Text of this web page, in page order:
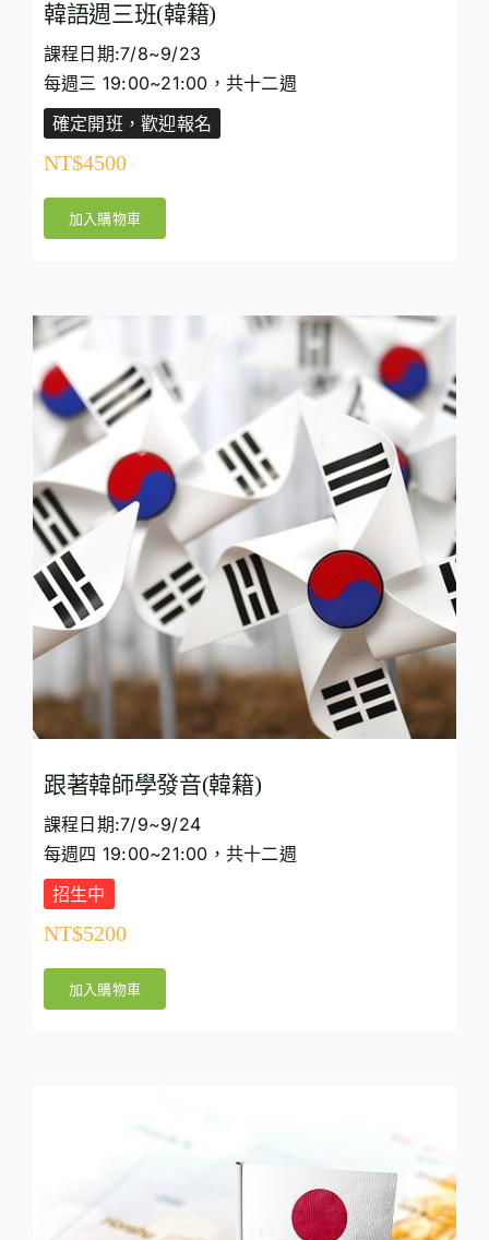
韓語週三班(韓籍)
課程日期:7/8~9/23
每週三 19:00~21:00，共十二週
確定開班，歡迎報名
NT$4500
加入購物車
跟著韓師學發音(韓籍)
課程日期:7/9~9/24
每週四 19:00~21:00，共十二週
招生中
NT$5200
加入購物車